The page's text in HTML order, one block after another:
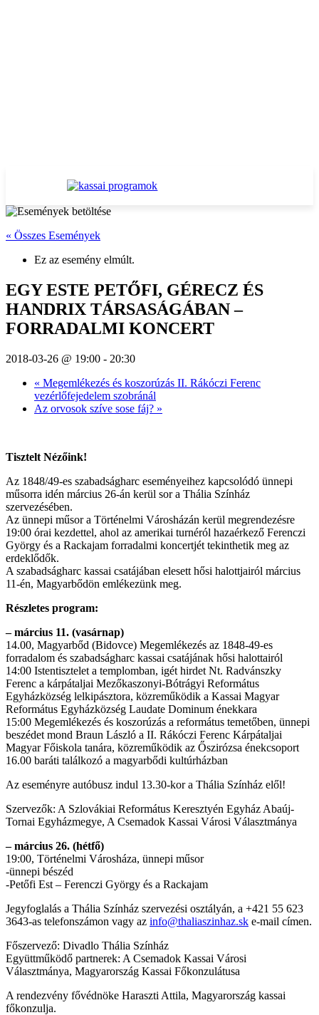
« Összes Események
Ez az esemény elmúlt.
EGY ESTE PETŐFI, GÉRECZ ÉS
HANDRIX TÁRSASÁGÁBAN –
FORRADALMI KONCERT
2018-03-26 @ 19:00 - 20:30
« Megemlékezés és koszorúzás II. Rákóczi Ferenc
vezérlőfejedelem szobránál
Az orvosok szíve sose fáj? »
Tisztelt Nézőink!
Az 1848/49-es szabadságharc eseményeihez kapcsolódó ünnepi
műsorra idén március 26-án kerül sor a Thália Színház
szervezésében.
Az ünnepi műsor a Történelmi Városházán kerül megrendezésre
19:00 órai kezdettel, ahol az amerikai turnéról hazaérkező Ferenczi
György és a Rackajam forradalmi koncertjét tekinthetik meg az
erdeklődők.
A szabadságharc kassai csatájában elesett hősi halottjairól március
11-én, Magyarbődön emlékezünk meg.
Részletes program:
– március 11. (vasárnap)
14.00, Magyarbőd (Bidovce) Megemlékezés az 1848-49-es
forradalom és szabadságharc kassai csatájának hősi halottairól
14:00 Istentisztelet a templomban, igét hirdet Nt. Radvánszky
Ferenc a kárpátaljai Mezőkaszonyi-Bótrágyi Református
Egyházközség lelkipásztora, közreműködik a Kassai Magyar
Református Egyházközség Laudate Dominum énekkara
15:00 Megemlékezés és koszorúzás a református temetőben, ünnepi
beszédet mond Braun László a II. Rákóczi Ferenc Kárpátaljai
Magyar Főiskola tanára, közreműködik az Őszirózsa énekcsoport
16.00 baráti találkozó a magyarbődi kultúrházban
Az eseményre autóbusz indul 13.30-kor a Thália Színház elől!
Szervezők: A Szlovákiai Református Keresztyén Egyház Abaúj-
Tornai Egyházmegye, A Csemadok Kassai Városi Választmánya
– március 26. (hétfő)
19:00, Történelmi Városháza, ünnepi műsor
-ünnepi bészéd
-Petőfi Est – Ferenczi György és a Rackajam
Jegyfoglalás a Thália Színház szervezési osztályán, a +421 55 623
3643-as telefonszámon vagy az info@thaliaszinhaz.sk e-mail címen.
Főszervező: Divadlo Thália Színház
Együttműködő partnerek: A Csemadok Kassai Városi
Választmánya, Magyarország Kassai Főkonzulátusa
A rendezvény fővédnöke Haraszti Attila, Magyarország kassai
főkonzulja.